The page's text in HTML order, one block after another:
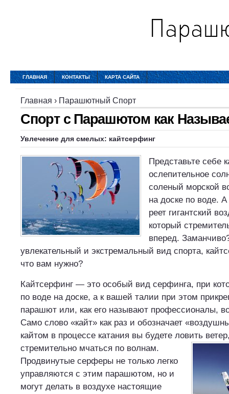
ГЛАВНАЯ КОНТАКТЫ КАРТА САЙТА
Главная › Парашютный Спорт
Спорт с Парашютом как
Увлечение для смелых: кайтсерфинг
Представьте себе
ослепительное
соленый морской
на доске по воде.
реет гигантский
который
вперед.
увлекательный и экстремальный вид спорта,
что вам нужно?
Кайтсерфинг — это особый вид серфинга, при
по воде на доске, а к вашей талии при этом
парашют или, как его называют профессионалы,
Само слово «кайт» как раз и обозначает
кайтом в процессе катания вы будете ловить
стремительно мчаться по волнам.
Продвинутые серферы не только легко
управляются с этим парашютом, но и
могут делать в воздухе настоящие